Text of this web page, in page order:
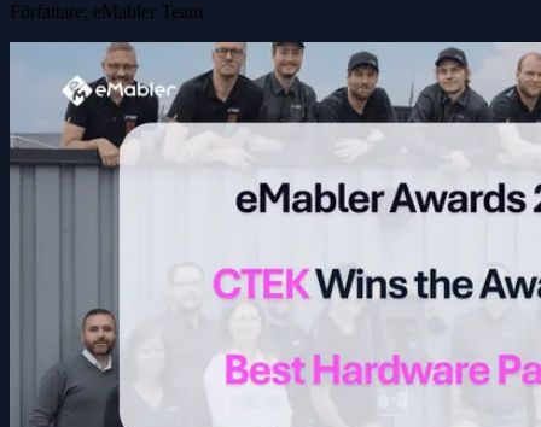
Författare: eMabler Team